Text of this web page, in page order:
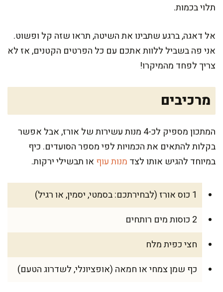
תלוי בכמות.
אל דאגה, ברגע שתבינו את השיטה, תראו שזה קל ופשוט.
אני פה בשביל ללוות אתכם עם כל הפרטים הקטנים, אז לא
צריך לפחד מהמיקרו!
מרכיבים
המתכון מספיק לכ-4 מנות עשירות של אורז, אבל אפשר
בקלות להתאים את הכמויות לפי מספר הסועדים. כיף
במיוחד להגיש אותו לצד מנות עוף או תבשילי ירקות.
1 כוס אורז (לבחירתכם: בסמטי, יסמין, או רגיל)
2 כוסות מים רותחים
חצי כפית מלח
כף שמן צמחי או חמאה (אופציונלי, לשדרוג הטעם)